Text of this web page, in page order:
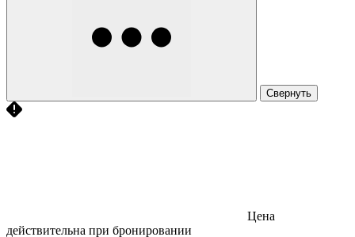
Свернуть
Цена
действительна при бронировании